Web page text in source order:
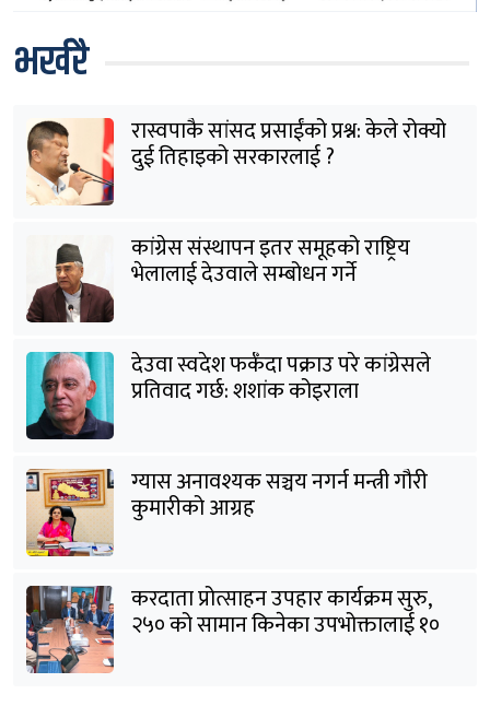
भर्खरै
रास्वपाकै सांसद प्रसाईंको प्रश्न: केले रोक्यो
दुई तिहाइको सरकारलाई ?
कांग्रेस संस्थापन इतर समूहको राष्ट्रिय
भेलालाई देउवाले सम्बोधन गर्ने
देउवा स्वदेश फर्कँदा पक्राउ परे कांग्रेसले
प्रतिवाद गर्छ: शशांक कोइराला
ग्यास अनावश्यक सञ्चय नगर्न मन्त्री गौरी
कुमारीको आग्रह
करदाता प्रोत्साहन उपहार कार्यक्रम सुरु,
२५० को सामान किनेका उपभोक्तालाई १०